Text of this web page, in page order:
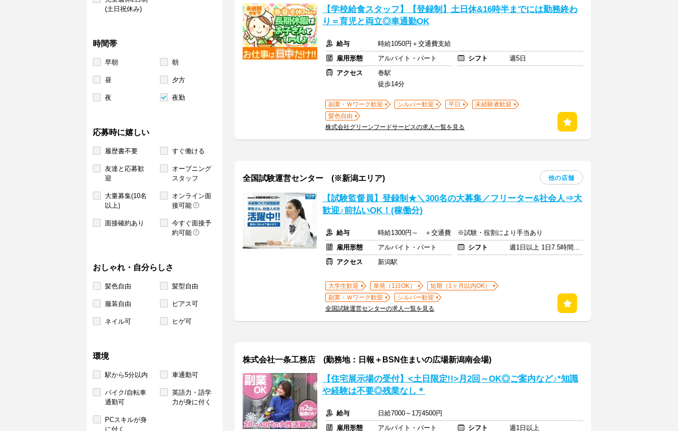
(土日祝休み)
時間帯
早朝 朝
昼 夕方
夜 夜勤
応募時に嬉しい
履歴書不要 すぐ働ける
友達と応募歓
迎
オープニング
スタッフ
大量募集(10名
以上)
オンライン面
接可能
面接確約あり
今すぐ面接予
約可能
おしゃれ・自分らしさ
髪色自由 髪型自由
服装自由 ピアス可
ネイル可 ヒゲ可
環境
駅から5分以内 車通勤可
バイク/自転車
通勤可
英語力・語学
力が身に付く
PCスキルが身
に付く
【学校給食スタッフ】【登録制】土日休&16時半までには勤務終わ
り＝育児と両立◎車通勤OK
給与
時給1050円＋交通費支給
雇用形態
アルバイト・パート シフト
週5日
アクセス
巻駅
徒歩14分
副業・Ｗワーク歓迎 シルバー歓迎 平日
未経験者歓迎
髪色自由
株式会社グリーンフードサービスの求人一覧を見る
全国試験運営センター (※新潟エリア) 他の店舗
【試験監督員】登録制★＼300名の大募集／フリーター&社会人⇒大
歓迎♪前払いOK！(稼働分)
給与
時給1300円～ ＋交通費 ※試験・役割により手当あり
雇用形態
アルバイト・パート シフト
週1日以上 1日7.5時間以上
アクセス
新潟駅
大学生歓迎 単発（1日OK）
短期（1ヶ月以内OK）
副業・Ｗワーク歓迎
シルバー歓迎
全国試験運営センターの求人一覧を見る
株式会社一条工務店 (勤務地：日報＋BSN住まいの広場新潟南会場)
【住宅展示場の受付】<土日限定!!>月2回～OK◎ご案内など♪*知識
や経験は不要◎残業なし＊
給与
日給7000～1万4500円
雇用形態
アルバイト・パート シフト 週1日以上